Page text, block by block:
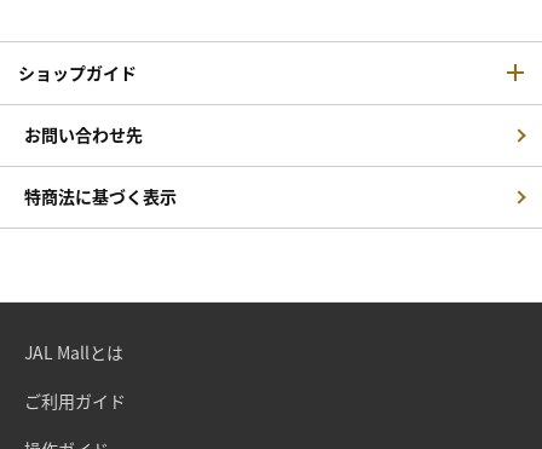
ショップガイド
お問い合わせ先
特商法に基づく表示
JAL Mallとは
ご利用ガイド